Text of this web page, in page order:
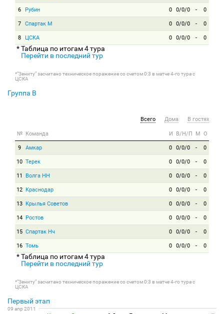
6 Рубин 0 0/0/0 - 0
7 Спартак М 0 0/0/0 - 0
8 ЦСКА 0 0/0/0 - 0
* Таблица по итогам 4 тура
Перейти в последний тур
*"Зениту" засчитано техническое поражение со счетом 0:3 в матче 4-го тура с
ЦСКА
Группа B
Всего Дома В гостях
№ Команда И В/Н/П М О
9 Амкар 0 0/0/0 - 0
10 Терек 0 0/0/0 - 0
11 Волга НН 0 0/0/0 - 0
12 Краснодар 0 0/0/0 - 0
13 Крылья Советов 0 0/0/0 - 0
14 Ростов 0 0/0/0 - 0
15 Спартак Нч 0 0/0/0 - 0
16 Томь 0 0/0/0 - 0
* Таблица по итогам 4 тура
Перейти в последний тур
*"Зениту" засчитано техническое поражение со счетом 0:3 в матче 4-го тура с
ЦСКА
Первый этап
09 апр 2011